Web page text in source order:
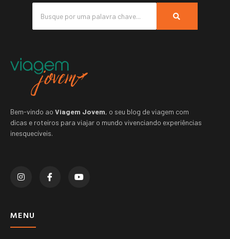
Bem-vindo ao Viagem Jovem, o seu blog de viagem com
dicas e roteiros para viajar o mundo vivenciando experiências
inesquecíveis.
MENU